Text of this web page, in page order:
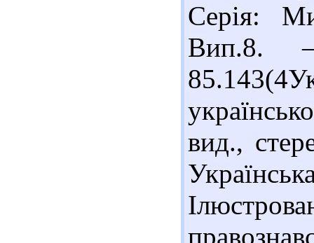
Серія:
Вип.8.
вид.,